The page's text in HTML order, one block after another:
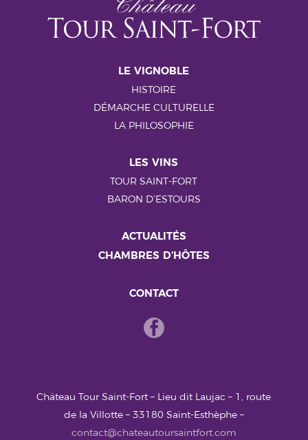
LE VIGNOBLE
HISTOIRE
DÉMARCHE CULTURELLE
LA PHILOSOPHIE
LES VINS
TOUR SAINT-FORT
BARON D’ESTOURS
ACTUALITÉS
CHAMBRES D’HÔTES
CONTACT
Château Tour Saint-Fort – Lieu dit Laujac – 1, route
de la Villotte – 33180 Saint-Esthèphe –
contact@chateautoursaintfort.com